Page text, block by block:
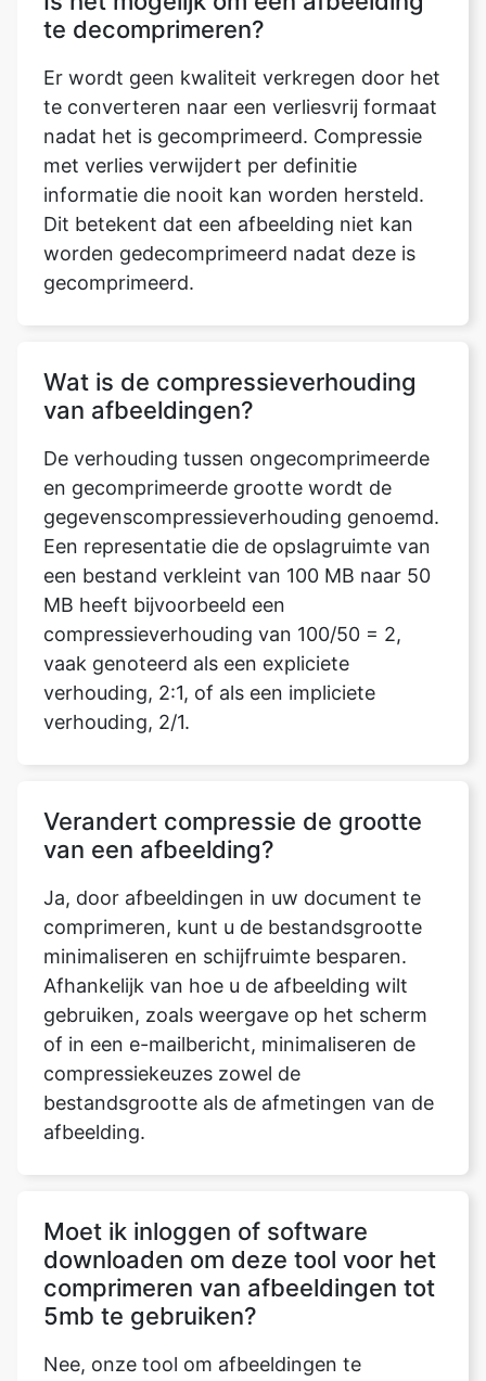
te converteren naar een verliesvrij formaat
met verlies verwijdert per definitie
informatie die nooit kan worden hersteld.
Dit betekent dat een afbeelding niet kan
worden gedecomprimeerd nadat deze is
gecomprimeerd.
Wat is de compressieverhouding
De verhouding tussen ongecomprimeerde
en gecomprimeerde grootte wordt de
Een representatie die de opslagruimte van
een bestand verkleint van 100 MB naar 50
MB heeft bijvoorbeeld een
compressieverhouding van 100/50 = 2,
vaak genoteerd als een expliciete
verhouding, 2:1, of als een impliciete
verhouding, 2/1.
Verandert compressie de grootte
Ja, door afbeeldingen in uw document te
comprimeren, kunt u de bestandsgrootte
Afhankelijk van hoe u de afbeelding wilt
gebruiken, zoals weergave op het scherm
of in een e-mailbericht, minimaliseren de
compressiekeuzes zowel de
bestandsgrootte als de afmetingen van de
afbeelding.
Moet ik inloggen of software
5mb te gebruiken?
Nee, onze tool om afbeeldingen te
comprimeren tot 5mb is volledig online en
ons te delen, zoals uw e-mailadres of